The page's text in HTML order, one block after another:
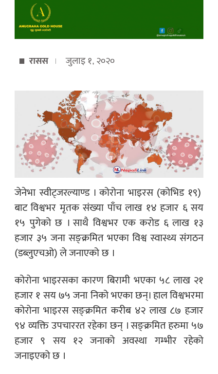
रासस जुलाइ १, २०२०
जेनेभा स्वीट्जरल्याण्ड । कोरोना भाइरस (कोभिड १९)
बाट विश्वभर मृतक संख्या पाँच लाख १४ हजार ६ सय
१५ पुगेको छ । साथै विश्वभर एक करोड ६ लाख १३
हजार ३५ जना सङ्क्रमित भएका विश्व स्वास्थ्य संगठन
(डब्लुएचओ) ले जनाएको छ ।
कोरोना भाइरसका कारण बिरामी भएका ५८ लाख २१
हजार १ सय ७५ जना निको भएका छन्। हाल विश्वभरमा
कोरोना भाइरस सङ्क्रमित करीब ४२ लाख ८७ हजार
९४ व्यक्ति उपचाररत रहेका छन् । सङ्क्रमित हरुमा ५७
हजार ९ सय १२ जनाको अवस्था गम्भीर रहेको
जनाइएको छ ।